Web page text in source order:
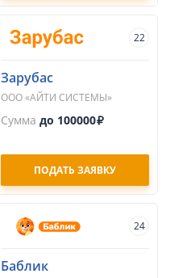
22
Зарубас
ООО «АЙТИ СИСТЕМЫ»
Сумма до 100000
ПОДАТЬ ЗАЯВКУ
24
Баблик